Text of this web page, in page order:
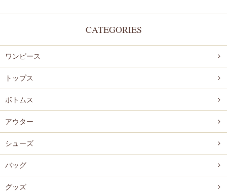
.
CATEGORIES
ワンピース
トップス
ボトムス
アウター
シューズ
バッグ
グッズ